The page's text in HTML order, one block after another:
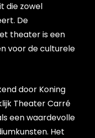
die zowel
De
theater is een
voor de culturele
door Koning
Theater Carré
een waardevolle
Het